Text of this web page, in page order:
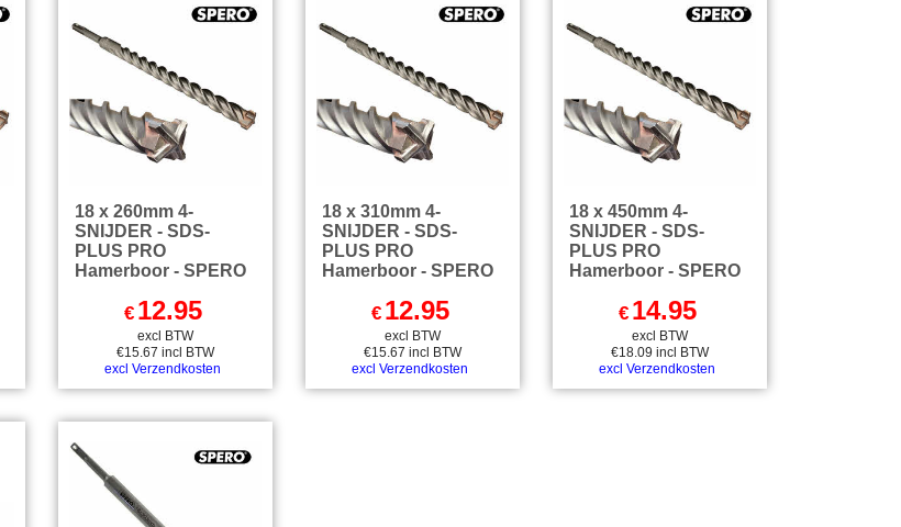
18 x 260mm 4-
SNIJDER - SDS-
PLUS PRO
Hamerboor - SPERO
€ 12.95
excl BTW
€15.67 incl BTW
excl Verzendkosten
18 x 310mm 4-
SNIJDER - SDS-
PLUS PRO
Hamerboor - SPERO
€ 12.95
excl BTW
€15.67 incl BTW
excl Verzendkosten
18 x 450mm 4-
SNIJDER - SDS-
PLUS PRO
Hamerboor - SPERO
€ 14.95
excl BTW
€18.09 incl BTW
excl Verzendkosten